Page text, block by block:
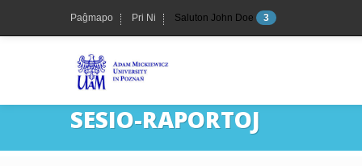
Paĝmapo Pri Ni Saluton John Doe 3
SESIO-RAPORTOJ